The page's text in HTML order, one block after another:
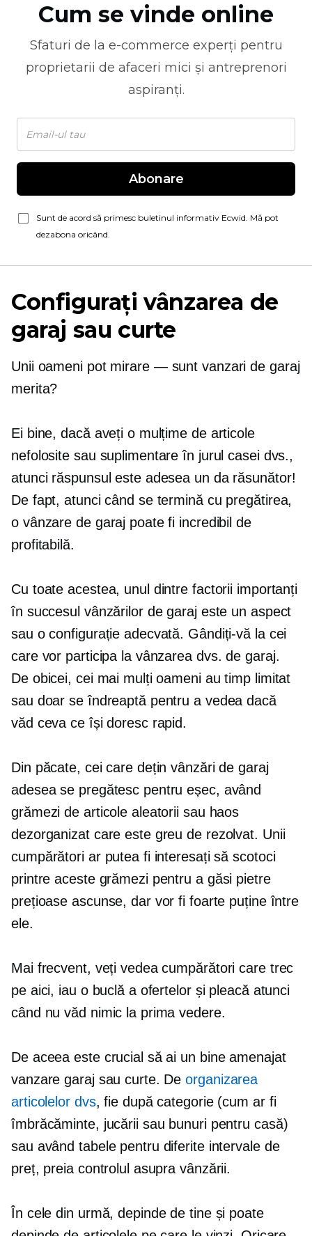
Cum se vinde online
Sfaturi de la e-commerce experți pentru
proprietarii de afaceri mici și antreprenori
aspiranți.
Abonare
Sunt de acord să primesc buletinul informativ Ecwid. Mă pot
dezabona oricând.
Configurați vânzarea de
garaj sau curte
Unii oameni pot mirare — sunt vanzari de garaj
merita?
Ei bine, dacă aveți o mulțime de articole
nefolosite sau suplimentare în jurul casei dvs.,
atunci răspunsul este adesea un da răsunător!
De fapt, atunci când se termină cu pregătirea,
o vânzare de garaj poate fi incredibil de
profitabilă.
Cu toate acestea, unul dintre factorii importanți
în succesul vânzărilor de garaj este un aspect
sau o configurație adecvată. Gândiți-vă la cei
care vor participa la vânzarea dvs. de garaj.
De obicei, cei mai mulți oameni au timp limitat
sau doar se îndreaptă pentru a vedea dacă
văd ceva ce își doresc rapid.
Din păcate, cei care dețin vânzări de garaj
adesea se pregătesc pentru eșec, având
grămezi de articole aleatorii sau haos
dezorganizat care este greu de rezolvat. Unii
cumpărători ar putea fi interesați să scotoci
printre aceste grămezi pentru a găsi pietre
prețioase ascunse, dar vor fi foarte puține între
ele.
Mai frecvent, veți vedea cumpărători care trec
pe aici, iau o buclă a ofertelor și pleacă atunci
când nu văd nimic la prima vedere.
De aceea este crucial să ai un bine amenajat
vanzare garaj sau curte. Deorganizarea
articolelor dvs, fie după categorie (cum ar fi
îmbrăcăminte, jucării sau bunuri pentru casă)
sau având tabele pentru diferite intervale de
preț, preia controlul asupra vânzării.
În cele din urmă, depinde de tine și poate